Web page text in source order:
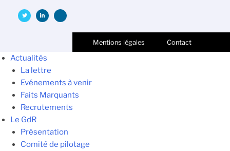
Mentions légales Contact
Actualités
La lettre
Evénements à venir
Faits Marquants
Recrutements
Le GdR
Présentation
Comité de pilotage